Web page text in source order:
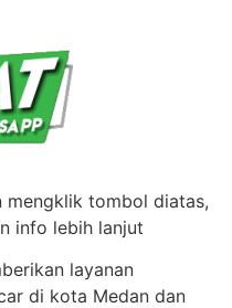
mengklik tombol diatas,
info lebih lanjut
layanan
di kota Medan dan